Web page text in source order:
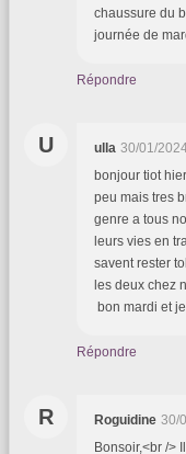
chaussure du
journée de
Répondre
U ulla 30/01/
bonjour tiot
peu mais tres
genre a tous
leurs vies en
savent rester
les deux chez
bon mardi et
Répondre
R Roguidine 30/
Bonsoir,<br />